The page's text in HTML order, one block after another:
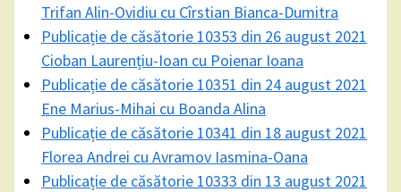
Trifan Alin-Ovidiu cu Cîrstian Bianca-Dumitra
Publicație de căsătorie 10353 din 26 august 2021
Cioban Laurențiu-Ioan cu Poienar Ioana
Publicație de căsătorie 10351 din 24 august 2021
Ene Marius-Mihai cu Boanda Alina
Publicație de căsătorie 10341 din 18 august 2021
Florea Andrei cu Avramov Iasmina-Oana
Publicație de căsătorie 10333 din 13 august 2021